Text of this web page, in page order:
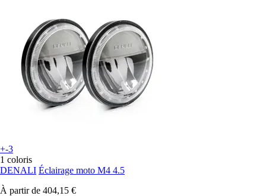
+-3
1 coloris
DENALI Éclairage moto M4 4.5
À partir de 404,15 €